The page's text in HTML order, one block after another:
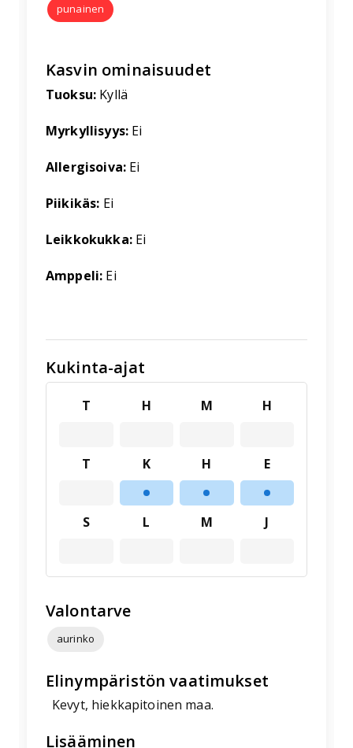
punainen
Kasvin ominaisuudet
Tuoksu: Kyllä
Myrkyllisyys: Ei
Allergisoiva: Ei
Piikikäs: Ei
Leikkokukka: Ei
Amppeli: Ei
Kukinta-ajat
T H M H
T K H E
S L M J
Valontarve
aurinko
Elinympäristön vaatimukset
Kevyt, hiekkapitoinen maa.
Lisääminen